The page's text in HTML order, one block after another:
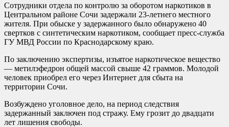
Сотрудники отдела по контролю за оборотом наркотиков в
Центральном районе Сочи задержали 23-летнего местного
жителя. При обыске у задержанного было обнаружено 40
свертков с синтетическим наркотиком, сообщает пресс-служба
ГУ МВД России по Краснодарскому краю.
По заключению экспертизы, изъятое наркотическое вещество
— метилэфедрон общей массой свыше 42 граммов. Молодой
человек приобрел его через Интернет для сбыта на
территории Сочи.
Возбуждено уголовное дело, на период следствия
задержанный заключен под стражу. Ему грозит до двадцати
лет лишения свободы.